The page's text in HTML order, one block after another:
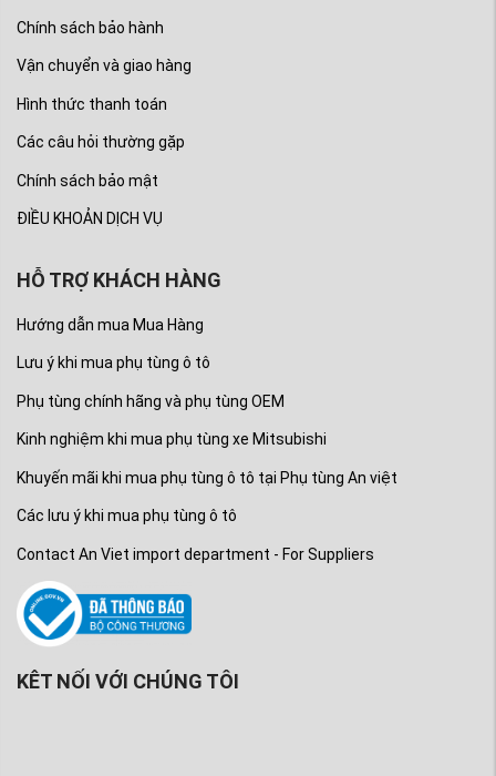
Chính sách bảo hành
Vận chuyển và giao hàng
Hình thức thanh toán
Các câu hỏi thường gặp
Chính sách bảo mật
ĐIỀU KHOẢN DỊCH VỤ
HỖ TRỢ KHÁCH HÀNG
Hướng dẫn mua Mua Hàng
Lưu ý khi mua phụ tùng ô tô
Phụ tùng chính hãng và phụ tùng OEM
Kinh nghiệm khi mua phụ tùng xe Mitsubishi
Khuyến mãi khi mua phụ tùng ô tô tại Phụ tùng An việt
Các lưu ý khi mua phụ tùng ô tô
Contact An Viet import department - For Suppliers
KÊT NỐI VỚI CHÚNG TÔI